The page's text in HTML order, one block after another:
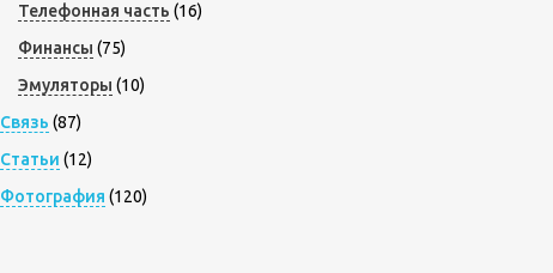
Телефонная часть (16)
Финансы (75)
Эмуляторы (10)
Связь (87)
Статьи (12)
Фотография (120)